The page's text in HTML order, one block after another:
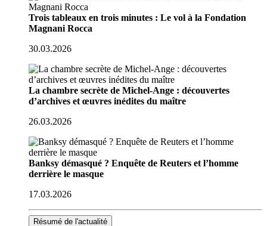
Trois tableaux en trois minutes : Le vol à la Fondation
Magnani Rocca
30.03.2026
La chambre secrète de Michel-Ange : découvertes
d’archives et œuvres inédites du maître
26.03.2026
Banksy démasqué ? Enquête de Reuters et l’homme
derrière le masque
17.03.2026
Résumé de l'actualité